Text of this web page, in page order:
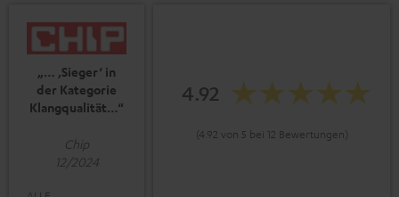
„… ‚Sieger‘ in
der Kategorie
Klangqualität…“
Chip
12/2024
4.92
(4.92 von 5 bei 12 Bewertungen)